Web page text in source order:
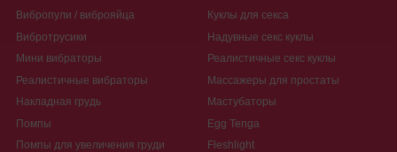
Вибропули / виброяйца
Вибротрусики
Мини вибраторы
Реалистичные вибраторы
Накладная грудь
Помпы
Помпы для увеличения груди
Куклы для секса
Надувные секс куклы
Реалистичные секс куклы
Массажеры для простаты
Мастубаторы
Egg Tenga
Fleshlight